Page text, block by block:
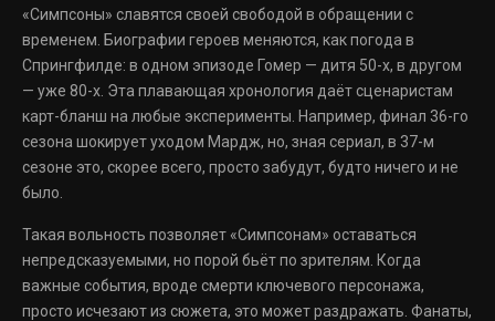
«Симпсоны» славятся своей свободой в обращении с
временем. Биографии героев меняются, как погода в
Спрингфилде: в одном эпизоде Гомер — дитя 50-х, в другом
— уже 80-х. Эта плавающая хронология даёт сценаристам
карт-бланш на любые эксперименты. Например, финал 36-го
сезона шокирует уходом Мардж, но, зная сериал, в 37-м
сезоне это, скорее всего, просто забудут, будто ничего и не
было.
Такая вольность позволяет «Симпсонам» оставаться
непредсказуемыми, но порой бьёт по зрителям. Когда
важные события, вроде смерти ключевого персонажа,
просто исчезают из сюжета, это может раздражать. Фанаты,